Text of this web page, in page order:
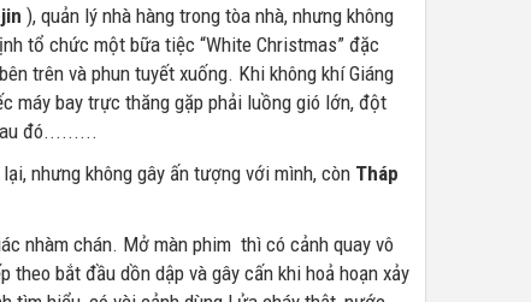
), quản lý nhà hàng trong tòa nhà, nhưng không
tổ chức một bữa tiệc “White Christmas” đặc
trên và phun tuyết xuống. Khi không khí Giáng
máy bay trực thăng gặp phải luồng gió lớn, đột
đó.........
nhưng không gây ấn tượng với mình, còn Tháp
nhàm chán. Mở màn phim thì có cảnh quay vô
bắt đầu dồn dập và gây cấn khi hoả hoạn xảy